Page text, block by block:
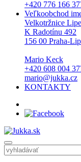
+420 776 166
Veľkoobchod
Velkotržnice
K Radotínu 492
156 00 Praha-
Mario Keck
+420 608 004
mario@jukka.cz
KONTAKTY